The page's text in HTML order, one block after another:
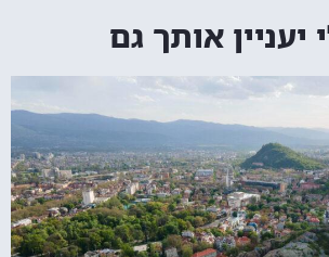
יעניין אותך גם